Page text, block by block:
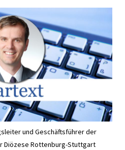
und Geschäftsführer der
Diözese Rottenburg-Stuttgart